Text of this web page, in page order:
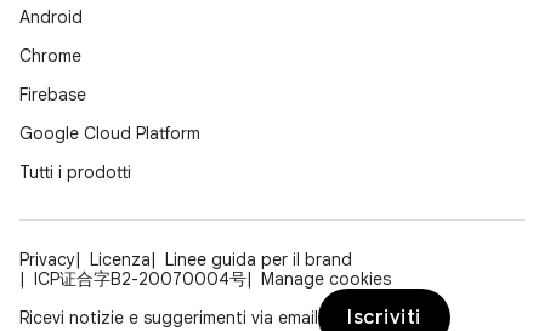
Android
Chrome
Firebase
Google Cloud Platform
Tutti i prodotti
Privacy Licenza
Linee guida per il brand
ICP证合字B2-20070004号
Manage cookies
Ricevi notizie e suggerimenti via email
Iscriviti